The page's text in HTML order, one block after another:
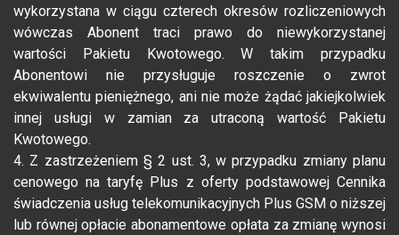
wykorzystana w ciągu czterech okresów rozliczeniowych
wówczas Abonent traci prawo do niewykorzystanej
wartości Pakietu Kwotowego. W takim przypadku
Abonentowi nie przysługuje roszczenie o zwrot
ekwiwalentu pieniężnego, ani nie może żądać jakiejkolwiek
innej usługi w zamian za utraconą wartość Pakietu
Kwotowego.
4. Z zastrzeżeniem § 2 ust. 3, w przypadku zmiany planu
cenowego na taryfę Plus z oferty podstawowej Cennika
świadczenia usług telekomunikacyjnych Plus GSM o niższej
lub równej opłacie abonamentowe opłata za zmianę wynosi